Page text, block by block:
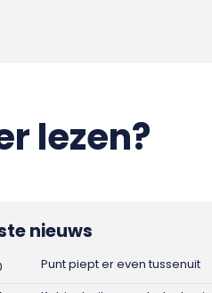
lezen?
nieuws
Punt piept er even tussenuit